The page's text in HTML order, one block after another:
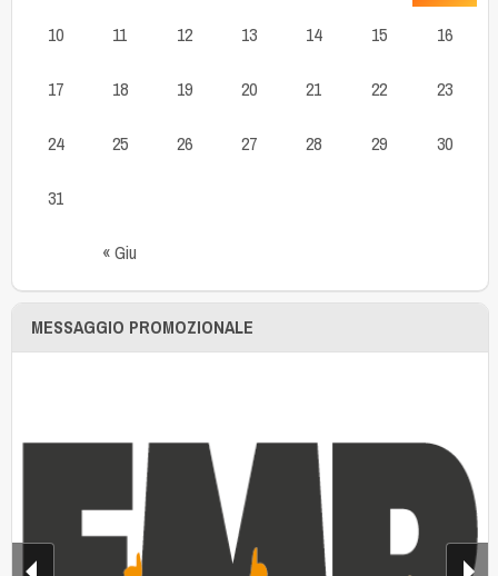
« Giu
10 11 12 13 14 15 16
17 18 19 20 21 22 23
24 25 26 27 28 29 30
31
MESSAGGIO PROMOZIONALE